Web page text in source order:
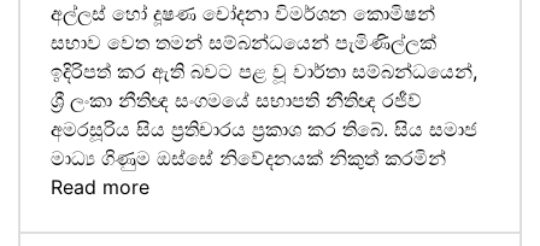
අල්ලස් හෝ දූෂණ චෝදනා විමර්ශන කොමිෂන්
සභාව වෙත තමන් සම්බන්ධයෙන් පැමිණිල්ලක්
ඉදිරිපත් කර ඇති බවට පළ වූ වාර්තා සම්බන්ධයෙන්,
ශ්‍රී ලංකා නීතිඥ සංගමයේ සභාපති නීතිඥ රජීව්
අමරසූරිය සිය ප්‍රතිචාරය ප්‍රකාශ කර තිබේ. සිය සමාජ
මාධ්‍ය ගිණුම ඔස්සේ නිවේදනයක් නිකුත් කරමින්
Read more